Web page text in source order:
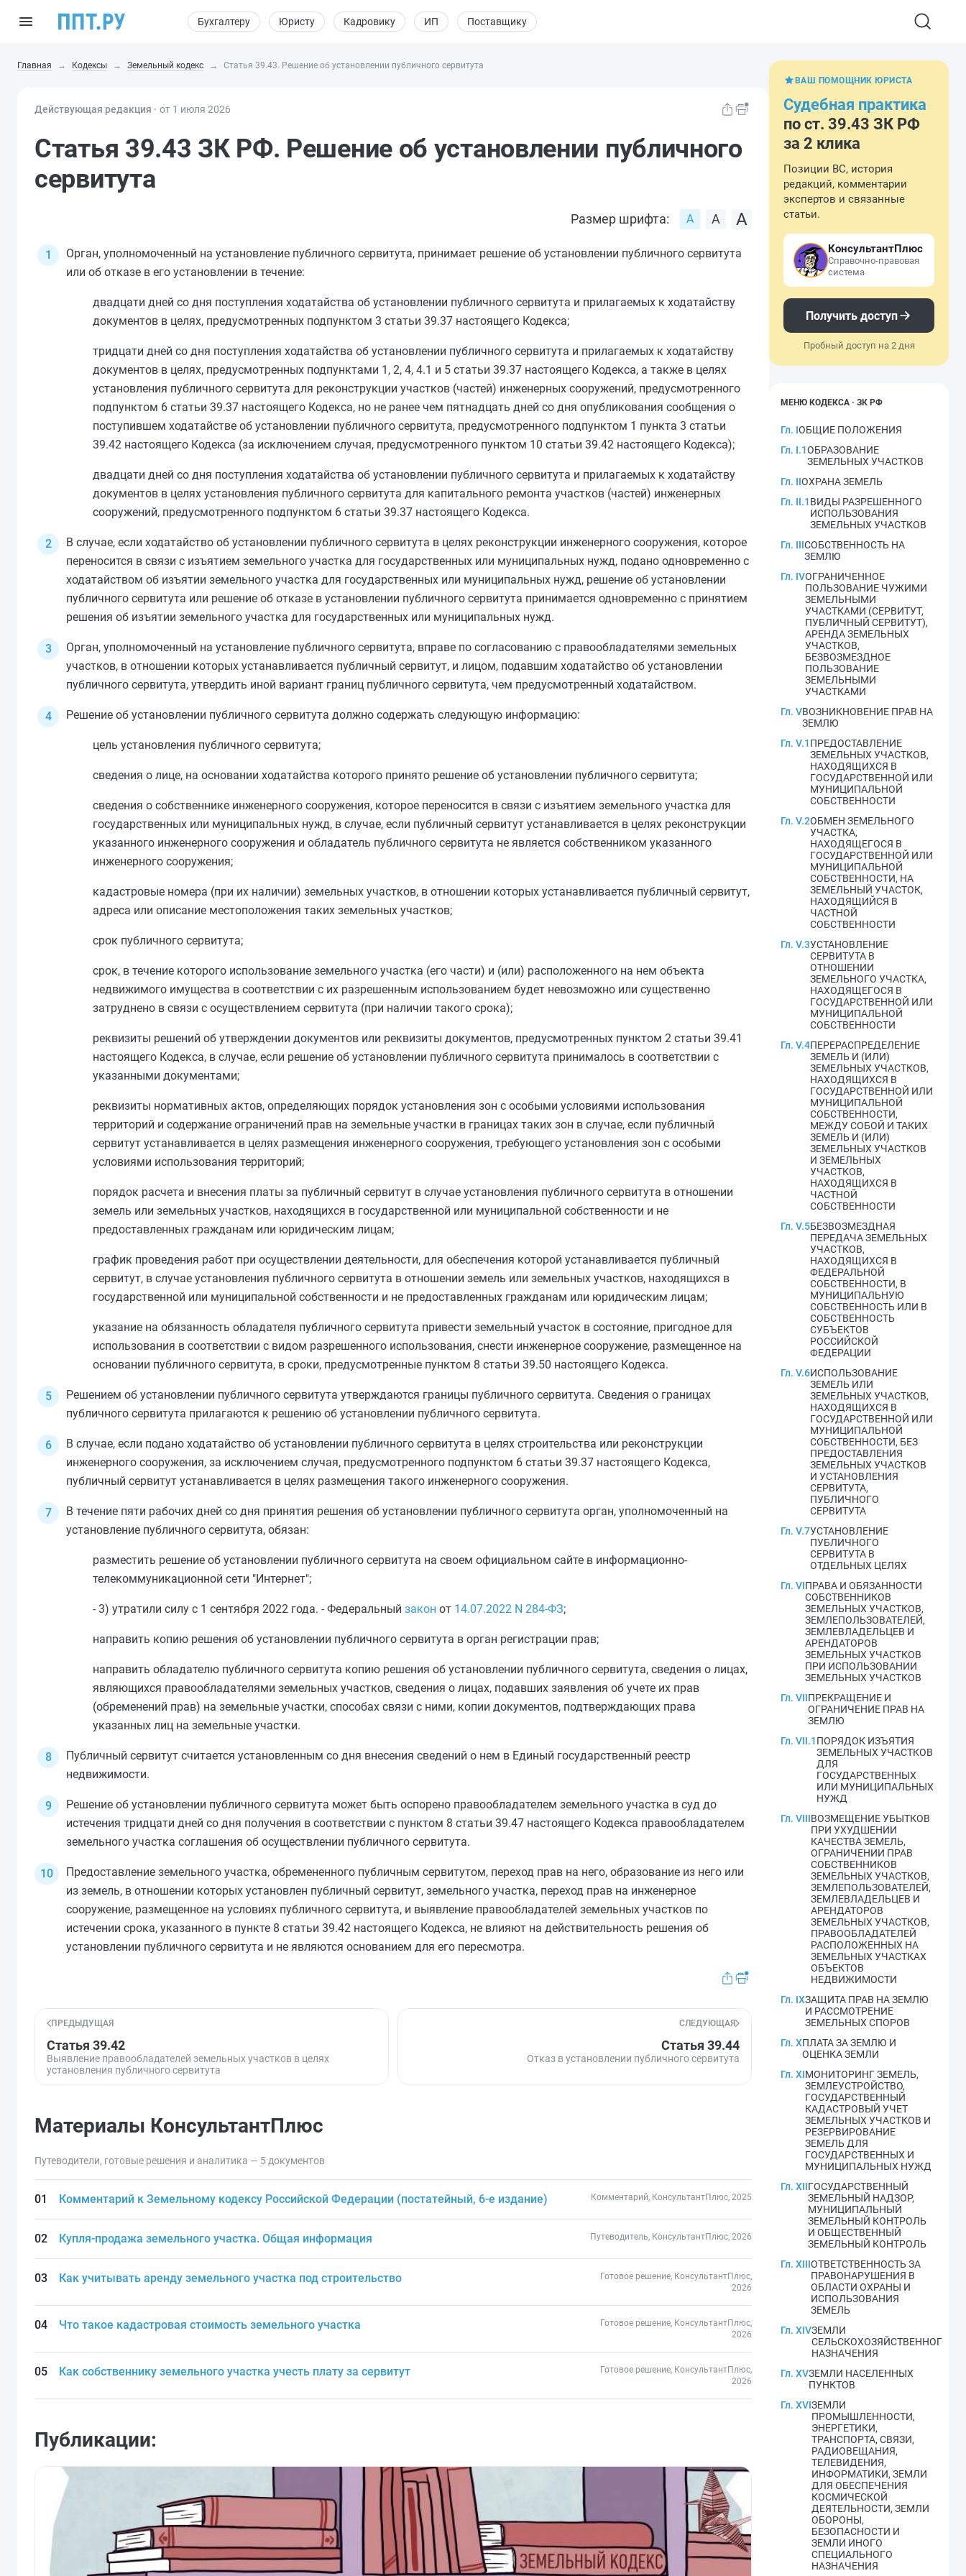
Бухгалтеру Юристу Кадровику ИП Поставщику
Главная Кодексы Земельный кодекс Статья 39.43. Решение об установлении публичного сервитута
Действующая редакция ⸱ от 1 июля 2026
Статья 39.43 ЗК РФ. Решение об установлении публичного
сервитута
Размер шрифта:
Орган, уполномоченный на установление публичного сервитута, принимает решение об установлении публичного сервитута
или об отказе в его установлении в течение:
двадцати дней со дня поступления ходатайства об установлении публичного сервитута и прилагаемых к ходатайству
документов в целях, предусмотренных подпунктом 3 статьи 39.37 настоящего Кодекса;
тридцати дней со дня поступления ходатайства об установлении публичного сервитута и прилагаемых к ходатайству
документов в целях, предусмотренных подпунктами 1 , 2, 4, 4.1 и 5 статьи 39.37 настоящего Кодекса, а также в целях
установления публичного сервитута для реконструкции участков (частей) инженерных сооружений, предусмотренного
подпунктом 6 статьи 39.37 настоящего Кодекса, но не ранее чем пятнадцать дней со дня опубликования сообщения о
поступившем ходатайстве об установлении публичного сервитута, предусмотренного подпунктом 1 пункта 3 статьи
39.42 настоящего Кодекса (за исключением случая, предусмотренного пунктом 10 статьи 39.42 настоящего Кодекса);
двадцати дней со дня поступления ходатайства об установлении публичного сервитута и прилагаемых к ходатайству
документов в целях установления публичного сервитута для капитального ремонта участков (частей) инженерных
сооружений, предусмотренного подпунктом 6 статьи 39.37 настоящего Кодекса.
В случае, если ходатайство об установлении публичного сервитута в целях реконструкции инженерного сооружения, которое
переносится в связи с изъятием земельного участка для государственных или муниципальных нужд, подано одновременно с
ходатайством об изъятии земельного участка для государственных или муниципальных нужд, решение об установлении
публичного сервитута или решение об отказе в установлении публичного сервитута принимается одновременно с принятием
решения об изъятии земельного участка для государственных или муниципальных нужд.
Орган, уполномоченный на установление публичного сервитута, вправе по согласованию с правообладателями земельных
участков, в отношении которых устанавливается публичный сервитут, и лицом, подавшим ходатайство об установлении
публичного сервитута, утвердить иной вариант границ публичного сервитута, чем предусмотренный ходатайством.
Решение об установлении публичного сервитута должно содержать следующую информацию:
цель установления публичного сервитута;
сведения о лице, на основании ходатайства которого принято решение об установлении публичного сервитута;
сведения о собственнике инженерного сооружения, которое переносится в связи с изъятием земельного участка для
государственных или муниципальных нужд, в случае, если публичный сервитут устанавливается в целях реконструкции
указанного инженерного сооружения и обладатель публичного сервитута не является собственником указанного
инженерного сооружения;
кадастровые номера (при их наличии) земельных участков, в отношении которых устанавливается публичный сервитут,
адреса или описание местоположения таких земельных участков;
срок публичного сервитута;
срок, в течение которого использование земельного участка (его части) и (или) расположенного на нем объекта
недвижимого имущества в соответствии с их разрешенным использованием будет невозможно или существенно
затруднено в связи с осуществлением сервитута (при наличии такого срока);
реквизиты решений об утверждении документов или реквизиты документов, предусмотренных пунктом 2 статьи 39.41
настоящего Кодекса, в случае, если решение об установлении публичного сервитута принималось в соответствии с
указанными документами;
реквизиты нормативных актов, определяющих порядок установления зон с особыми условиями использования
территорий и содержание ограничений прав на земельные участки в границах таких зон в случае, если публичный
сервитут устанавливается в целях размещения инженерного сооружения, требующего установления зон с особыми
условиями использования территорий;
порядок расчета и внесения платы за публичный сервитут в случае установления публичного сервитута в отношении
земель или земельных участков, находящихся в государственной или муниципальной собственности и не
предоставленных гражданам или юридическим лицам;
график проведения работ при осуществлении деятельности, для обеспечения которой устанавливается публичный
сервитут, в случае установления публичного сервитута в отношении земель или земельных участков, находящихся в
государственной или муниципальной собственности и не предоставленных гражданам или юридическим лицам;
указание на обязанность обладателя публичного сервитута привести земельный участок в состояние, пригодное для
использования в соответствии с видом разрешенного использования, снести инженерное сооружение, размещенное на
основании публичного сервитута, в сроки, предусмотренные пунктом 8 статьи 39.50 настоящего Кодекса.
Решением об установлении публичного сервитута утверждаются границы публичного сервитута. Сведения о границах
публичного сервитута прилагаются к решению об установлении публичного сервитута.
В случае, если подано ходатайство об установлении публичного сервитута в целях строительства или реконструкции
инженерного сооружения, за исключением случая, предусмотренного подпунктом 6 статьи 39.37 настоящего Кодекса,
публичный сервитут устанавливается в целях размещения такого инженерного сооружения.
В течение пяти рабочих дней со дня принятия решения об установлении публичного сервитута орган, уполномоченный на
установление публичного сервитута, обязан:
разместить решение об установлении публичного сервитута на своем официальном сайте в информационно-
телекоммуникационной сети "Интернет";
- 3) утратили силу с 1 сентября 2022 года. - Федеральный закон от 14.07.2022 N 284-ФЗ;
направить копию решения об установлении публичного сервитута в орган регистрации прав;
направить обладателю публичного сервитута копию решения об установлении публичного сервитута, сведения о лицах,
являющихся правообладателями земельных участков, сведения о лицах, подавших заявления об учете их прав
(обременений прав) на земельные участки, способах связи с ними, копии документов, подтверждающих права
указанных лиц на земельные участки.
Публичный сервитут считается установленным со дня внесения сведений о нем в Единый государственный реестр
недвижимости.
Решение об установлении публичного сервитута может быть оспорено правообладателем земельного участка в суд до
истечения тридцати дней со дня получения в соответствии с пунктом 8 статьи 39.47 настоящего Кодекса правообладателем
земельного участка соглашения об осуществлении публичного сервитута.
Предоставление земельного участка, обремененного публичным сервитутом, переход прав на него, образование из него или
из земель, в отношении которых установлен публичный сервитут, земельного участка, переход прав на инженерное
сооружение, размещенное на условиях публичного сервитута, и выявление правообладателей земельных участков по
истечении срока, указанного в пункте 8 статьи 39.42 настоящего Кодекса, не влияют на действительность решения об
установлении публичного сервитута и не являются основанием для его пересмотра.
ПРЕДЫДУЩАЯ
Статья 39.42
Выявление правообладателей земельных участков в целях
установления публичного сервитута
СЛЕДУЮЩАЯ
Статья 39.44
Отказ в установлении публичного сервитута
Материалы КонсультантПлюс
Путеводители, готовые решения и аналитика — 5 документов
Комментарий к Земельному кодексу Российской Федерации (постатейный, 6-е издание) Комментарий, КонсультантПлюс, 2025
Купля-продажа земельного участка. Общая информация Путеводитель, КонсультантПлюс, 2026
Как учитывать аренду земельного участка под строительство
Готовое решение, КонсультантПлюс,
2026
Что такое кадастровая стоимость земельного участка
Готовое решение, КонсультантПлюс,
2026
Как собственнику земельного участка учесть плату за сервитут
Готовое решение, КонсультантПлюс,
2026
Публикации:
ВАШ ПОМОЩНИК ЮРИСТА
Судебная практика
по ст. 39.43 ЗК РФ
за 2 клика
Позиции ВС, история
редакций, комментарии
экспертов и связанные
статьи.
КонсультантПлюс
Справочно-правовая
система
Получить доступ
Пробный доступ на 2 дня
МЕНЮ КОДЕКСА · ЗК РФ
Гл. IОБЩИЕ ПОЛОЖЕНИЯ
Гл. I.1ОБРАЗОВАНИЕ
ЗЕМЕЛЬНЫХ УЧАСТКОВ
Гл. IIОХРАНА ЗЕМЕЛЬ
Гл. II.1ВИДЫ РАЗРЕШЕННОГО
ИСПОЛЬЗОВАНИЯ
ЗЕМЕЛЬНЫХ УЧАСТКОВ
Гл. IIIСОБСТВЕННОСТЬ НА
ЗЕМЛЮ
Гл. IVОГРАНИЧЕННОЕ
ПОЛЬЗОВАНИЕ ЧУЖИМИ
ЗЕМЕЛЬНЫМИ
УЧАСТКАМИ (СЕРВИТУТ,
ПУБЛИЧНЫЙ СЕРВИТУТ),
АРЕНДА ЗЕМЕЛЬНЫХ
УЧАСТКОВ,
БЕЗВОЗМЕЗДНОЕ
ПОЛЬЗОВАНИЕ
ЗЕМЕЛЬНЫМИ
УЧАСТКАМИ
Гл. VВОЗНИКНОВЕНИЕ ПРАВ НА
ЗЕМЛЮ
Гл. V.1ПРЕДОСТАВЛЕНИЕ
ЗЕМЕЛЬНЫХ УЧАСТКОВ,
НАХОДЯЩИХСЯ В
ГОСУДАРСТВЕННОЙ ИЛИ
МУНИЦИПАЛЬНОЙ
СОБСТВЕННОСТИ
Гл. V.2ОБМЕН ЗЕМЕЛЬНОГО
УЧАСТКА,
НАХОДЯЩЕГОСЯ В
ГОСУДАРСТВЕННОЙ ИЛИ
МУНИЦИПАЛЬНОЙ
СОБСТВЕННОСТИ, НА
ЗЕМЕЛЬНЫЙ УЧАСТОК,
НАХОДЯЩИЙСЯ В
ЧАСТНОЙ
СОБСТВЕННОСТИ
Гл. V.3УСТАНОВЛЕНИЕ
СЕРВИТУТА В
ОТНОШЕНИИ
ЗЕМЕЛЬНОГО УЧАСТКА,
НАХОДЯЩЕГОСЯ В
ГОСУДАРСТВЕННОЙ ИЛИ
МУНИЦИПАЛЬНОЙ
СОБСТВЕННОСТИ
Гл. V.4ПЕРЕРАСПРЕДЕЛЕНИЕ
ЗЕМЕЛЬ И (ИЛИ)
ЗЕМЕЛЬНЫХ УЧАСТКОВ,
НАХОДЯЩИХСЯ В
ГОСУДАРСТВЕННОЙ ИЛИ
МУНИЦИПАЛЬНОЙ
СОБСТВЕННОСТИ,
МЕЖДУ СОБОЙ И ТАКИХ
ЗЕМЕЛЬ И (ИЛИ)
ЗЕМЕЛЬНЫХ УЧАСТКОВ
И ЗЕМЕЛЬНЫХ
УЧАСТКОВ,
НАХОДЯЩИХСЯ В
ЧАСТНОЙ
СОБСТВЕННОСТИ
Гл. V.5БЕЗВОЗМЕЗДНАЯ
ПЕРЕДАЧА ЗЕМЕЛЬНЫХ
УЧАСТКОВ,
НАХОДЯЩИХСЯ В
ФЕДЕРАЛЬНОЙ
СОБСТВЕННОСТИ, В
МУНИЦИПАЛЬНУЮ
СОБСТВЕННОСТЬ ИЛИ В
СОБСТВЕННОСТЬ
СУБЪЕКТОВ
РОССИЙСКОЙ
ФЕДЕРАЦИИ
Гл. V.6ИСПОЛЬЗОВАНИЕ
ЗЕМЕЛЬ ИЛИ
ЗЕМЕЛЬНЫХ УЧАСТКОВ,
НАХОДЯЩИХСЯ В
ГОСУДАРСТВЕННОЙ ИЛИ
МУНИЦИПАЛЬНОЙ
СОБСТВЕННОСТИ, БЕЗ
ПРЕДОСТАВЛЕНИЯ
ЗЕМЕЛЬНЫХ УЧАСТКОВ
И УСТАНОВЛЕНИЯ
СЕРВИТУТА,
ПУБЛИЧНОГО
СЕРВИТУТА
Гл. V.7УСТАНОВЛЕНИЕ
ПУБЛИЧНОГО
СЕРВИТУТА В
ОТДЕЛЬНЫХ ЦЕЛЯХ
Гл. VIПРАВА И ОБЯЗАННОСТИ
СОБСТВЕННИКОВ
ЗЕМЕЛЬНЫХ УЧАСТКОВ,
ЗЕМЛЕПОЛЬЗОВАТЕЛЕЙ,
ЗЕМЛЕВЛАДЕЛЬЦЕВ И
АРЕНДАТОРОВ
ЗЕМЕЛЬНЫХ УЧАСТКОВ
ПРИ ИСПОЛЬЗОВАНИИ
ЗЕМЕЛЬНЫХ УЧАСТКОВ
Гл. VIIПРЕКРАЩЕНИЕ И
ОГРАНИЧЕНИЕ ПРАВ НА
ЗЕМЛЮ
Гл. VII.1ПОРЯДОК ИЗЪЯТИЯ
ЗЕМЕЛЬНЫХ УЧАСТКОВ
ДЛЯ
ГОСУДАРСТВЕННЫХ
ИЛИ МУНИЦИПАЛЬНЫХ
НУЖД
Гл. VIIIВОЗМЕЩЕНИЕ УБЫТКОВ
ПРИ УХУДШЕНИИ
КАЧЕСТВА ЗЕМЕЛЬ,
ОГРАНИЧЕНИИ ПРАВ
СОБСТВЕННИКОВ
ЗЕМЕЛЬНЫХ УЧАСТКОВ,
ЗЕМЛЕПОЛЬЗОВАТЕЛЕЙ,
ЗЕМЛЕВЛАДЕЛЬЦЕВ И
АРЕНДАТОРОВ
ЗЕМЕЛЬНЫХ УЧАСТКОВ,
ПРАВООБЛАДАТЕЛЕЙ
РАСПОЛОЖЕННЫХ НА
ЗЕМЕЛЬНЫХ УЧАСТКАХ
ОБЪЕКТОВ
НЕДВИЖИМОСТИ
Гл. IXЗАЩИТА ПРАВ НА ЗЕМЛЮ
И РАССМОТРЕНИЕ
ЗЕМЕЛЬНЫХ СПОРОВ
Гл. XПЛАТА ЗА ЗЕМЛЮ И
ОЦЕНКА ЗЕМЛИ
Гл. XIМОНИТОРИНГ ЗЕМЕЛЬ,
ЗЕМЛЕУСТРОЙСТВО,
ГОСУДАРСТВЕННЫЙ
КАДАСТРОВЫЙ УЧЕТ
ЗЕМЕЛЬНЫХ УЧАСТКОВ И
РЕЗЕРВИРОВАНИЕ
ЗЕМЕЛЬ ДЛЯ
ГОСУДАРСТВЕННЫХ И
МУНИЦИПАЛЬНЫХ НУЖД
Гл. XIIГОСУДАРСТВЕННЫЙ
ЗЕМЕЛЬНЫЙ НАДЗОР,
МУНИЦИПАЛЬНЫЙ
ЗЕМЕЛЬНЫЙ КОНТРОЛЬ
И ОБЩЕСТВЕННЫЙ
ЗЕМЕЛЬНЫЙ КОНТРОЛЬ
Гл. XIIIОТВЕТСТВЕННОСТЬ ЗА
ПРАВОНАРУШЕНИЯ В
ОБЛАСТИ ОХРАНЫ И
ИСПОЛЬЗОВАНИЯ
ЗЕМЕЛЬ
Гл. XIVЗЕМЛИ
СЕЛЬСКОХОЗЯЙСТВЕННОГО
НАЗНАЧЕНИЯ
Гл. XVЗЕМЛИ НАСЕЛЕННЫХ
ПУНКТОВ
Гл. XVIЗЕМЛИ
ПРОМЫШЛЕННОСТИ,
ЭНЕРГЕТИКИ,
ТРАНСПОРТА, СВЯЗИ,
РАДИОВЕЩАНИЯ,
ТЕЛЕВИДЕНИЯ,
ИНФОРМАТИКИ, ЗЕМЛИ
ДЛЯ ОБЕСПЕЧЕНИЯ
КОСМИЧЕСКОЙ
ДЕЯТЕЛЬНОСТИ, ЗЕМЛИ
ОБОРОНЫ,
БЕЗОПАСНОСТИ И
ЗЕМЛИ ИНОГО
СПЕЦИАЛЬНОГО
НАЗНАЧЕНИЯ